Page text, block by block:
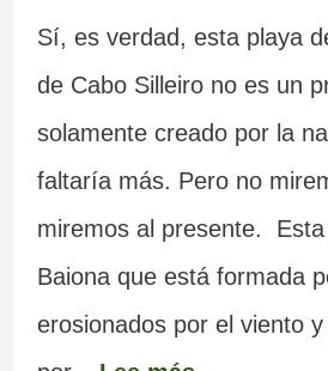
Sí, es verdad, esta playa
de Cabo Silleiro no es un
solamente creado por la
faltaría más. Pero no
miremos al presente.
Baiona que está formada
erosionados por el viento